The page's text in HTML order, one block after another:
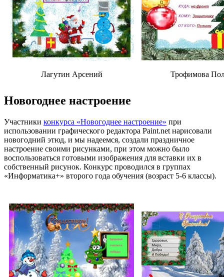
Лагутин Арсений Трофимова
Новогоднее настроение
Участники конкурса «Новогоднее настроение» при
использовании графического редактора Paint.net нарисовали
новогодний этюд, и мы надеемся, создали праздничное
настроение своими рисунками, при этом можно было
воспользоваться готовыми изображения для вставки их в
собственный рисунок. Конкурс проводился в группах
«Информатика+» второго года обучения (возраст 5-6 классы).